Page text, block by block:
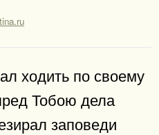
ходить по своему
Тобою дела
заповеди